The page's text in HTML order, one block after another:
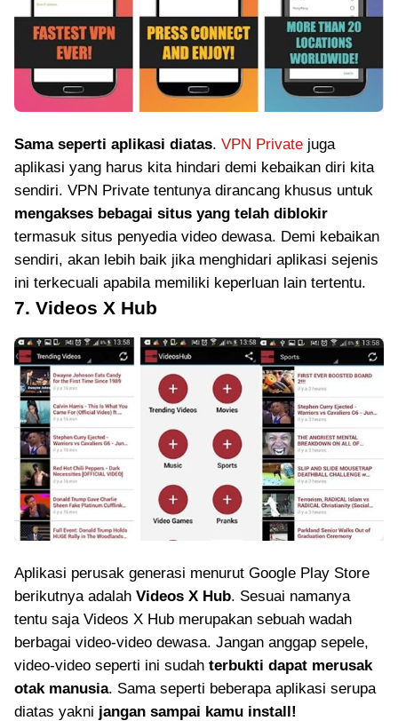
Sama seperti aplikasi diatas. VPN Private juga
aplikasi yang harus kita hindari demi kebaikan diri kita
sendiri. VPN Private tentunya dirancang khusus untuk
mengakses bebagai situs yang telah diblokir
termasuk situs penyedia video dewasa. Demi kebaikan
sendiri, akan lebih baik jika menghidari aplikasi sejenis
ini terkecuali apabila memiliki keperluan lain tertentu.
7. Videos X Hub
Aplikasi perusak generasi menurut Google Play Store
berikutnya adalah Videos X Hub. Sesuai namanya
tentu saja Videos X Hub merupakan sebuah wadah
berbagai video-video dewasa. Jangan anggap sepele,
video-video seperti ini sudah terbukti dapat merusak
otak manusia. Sama seperti beberapa aplikasi serupa
diatas yakni jangan sampai kamu install!